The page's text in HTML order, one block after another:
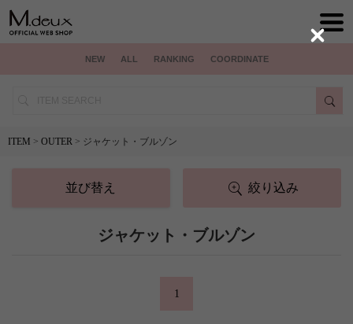
NEW ALL RANKING COORDINATE
ITEM > OUTER > ジャケット・ブルゾン
並び替え 絞り込み
ジャケット・ブルゾン
1
Close